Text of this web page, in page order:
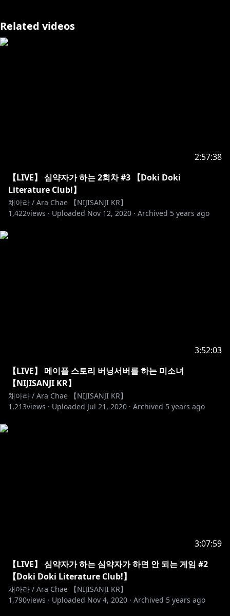
#VTuber #니지산지KR #NIJISANJIKR #にじさんじ
Related videos
2:57:38
【LIVE】 심약자가 하는 2회차 #3 【Doki Doki
Literature Club!】
채아라 / Ara Chae 【NIJISANJI KR】
1,422views · Uploaded Nov 12, 2020 · Archived 5 years ago
3:52:03
【LIVE】 메이플 스토리 버닝서버를 하는 미소녀
【NIJISANJI KR】
채아라 / Ara Chae 【NIJISANJI KR】
1,213views · Uploaded Jul 21, 2020 · Archived 5 years ago
3:07:59
【LIVE】 심약자가 하는 심약자가 하면 안 되는 게임 #2
【Doki Doki Literature Club!】
채아라 / Ara Chae 【NIJISANJI KR】
1,790views · Uploaded Nov 4, 2020 · Archived 5 years ago